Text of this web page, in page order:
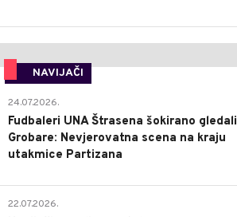
NAVIJAČI
24.07.2026.
Fudbaleri UNA Štrasena šokirano gledali
Grobare: Nevjerovatna scena na kraju
utakmice Partizana
22.07.2026.